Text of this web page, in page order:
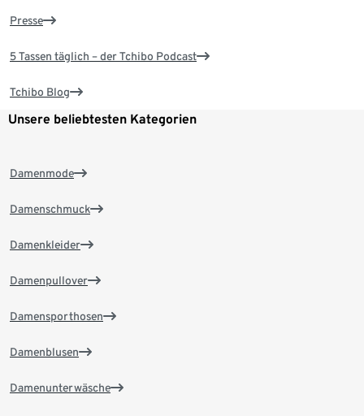
Presse
5 Tassen täglich – der Tchibo Podcast
Tchibo Blog
Unsere beliebtesten Kategorien
Damenmode
Damenschmuck
Damenkleider
Damenpullover
Damensporthosen
Damenblusen
Damenunterwäsche